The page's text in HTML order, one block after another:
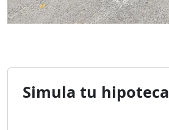
Simula tu hipoteca